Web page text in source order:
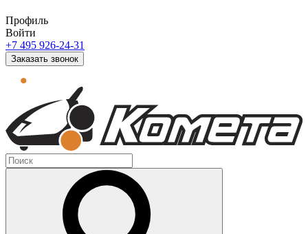
Профиль
Войти
+7 495 926-24-31
Заказать звонок